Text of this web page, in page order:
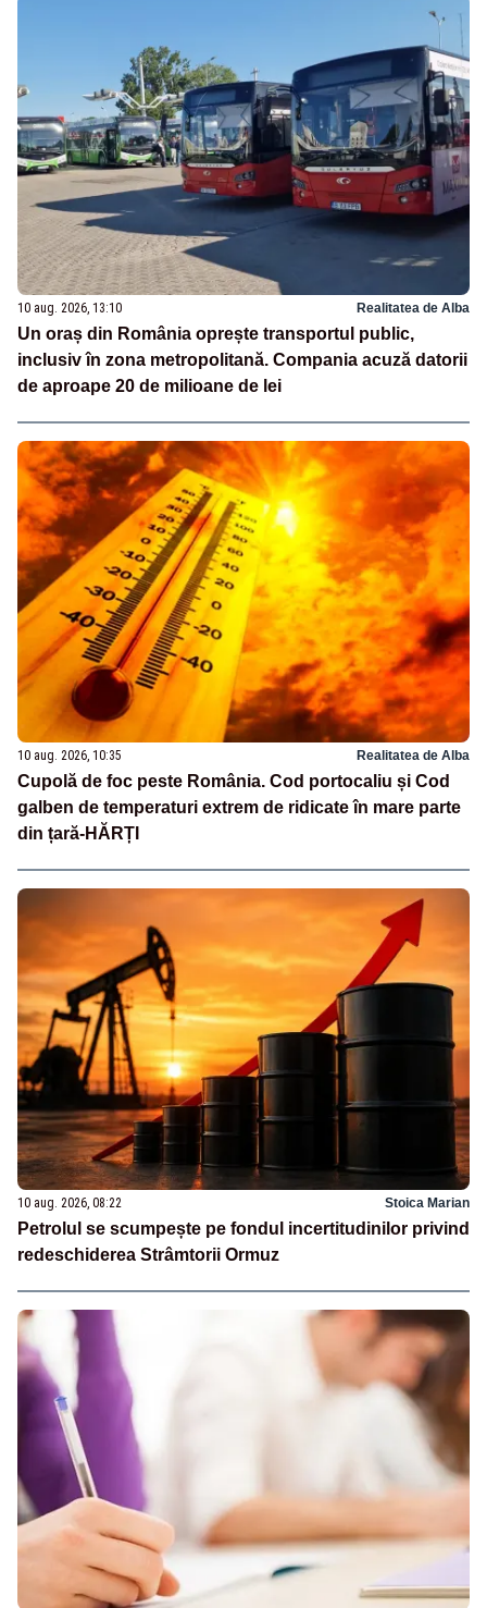
10 aug. 2026, 13:10 Realitatea de Alba
Un oraș din România oprește transportul public,
inclusiv în zona metropolitană. Compania acuză datorii
de aproape 20 de milioane de lei
10 aug. 2026, 10:35 Realitatea de Alba
Cupolă de foc peste România. Cod portocaliu și Cod
galben de temperaturi extrem de ridicate în mare parte
din țară-HĂRȚI
10 aug. 2026, 08:22 Stoica Marian
Petrolul se scumpește pe fondul incertitudinilor privind
redeschiderea Strâmtorii Ormuz